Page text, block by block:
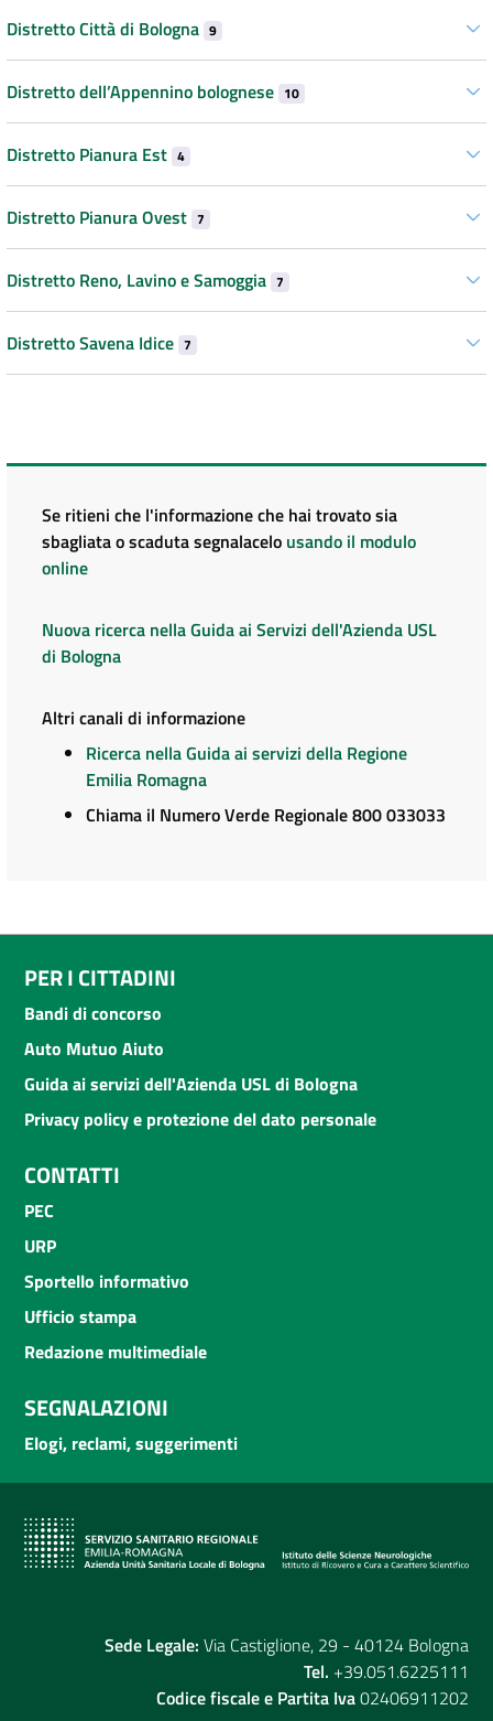
Distretto Città di Bologna 9
Distretto dell’Appennino bolognese 10
Distretto Pianura Est 4
Distretto Pianura Ovest 7
Distretto Reno, Lavino e Samoggia 7
Distretto Savena Idice 7
Se ritieni che l'informazione che hai trovato sia
sbagliata o scaduta segnalacelo usando il modulo
online
Nuova ricerca nella Guida ai Servizi dell'Azienda USL
di Bologna
Altri canali di informazione
Ricerca nella Guida ai servizi della Regione
Emilia Romagna
Chiama il Numero Verde Regionale 800 033033
PER I CITTADINI
Bandi di concorso
Auto Mutuo Aiuto
Guida ai servizi dell'Azienda USL di Bologna
Privacy policy e protezione del dato personale
CONTATTI
PEC
URP
Sportello informativo
Ufficio stampa
Redazione multimediale
SEGNALAZIONI
Elogi, reclami, suggerimenti
Sede Legale: Via Castiglione, 29 - 40124 Bologna
Tel. +39.051.6225111
Codice fiscale e Partita Iva02406911202